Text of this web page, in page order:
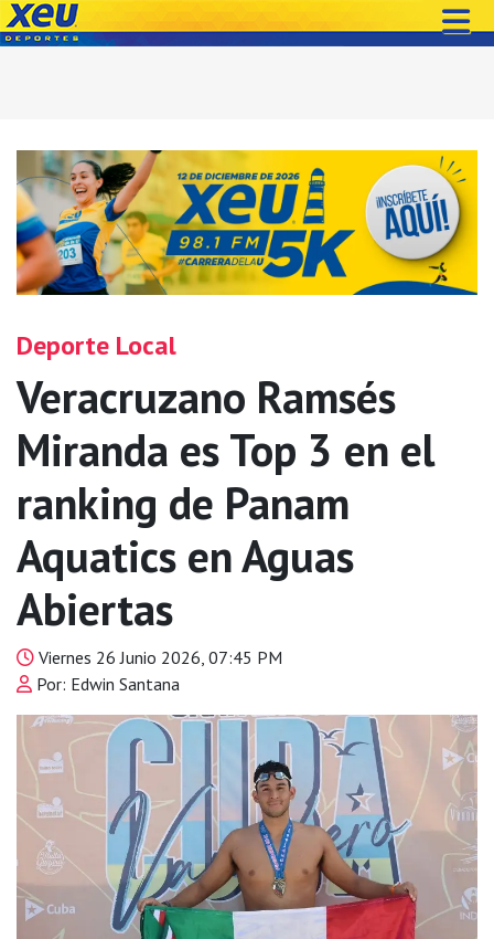
Deporte Local
Veracruzano Ramsés
Miranda es Top 3 en el
ranking de Panam
Aquatics en Aguas
Abiertas
Viernes 26 Junio 2026, 07:45 PM
Por: Edwin Santana